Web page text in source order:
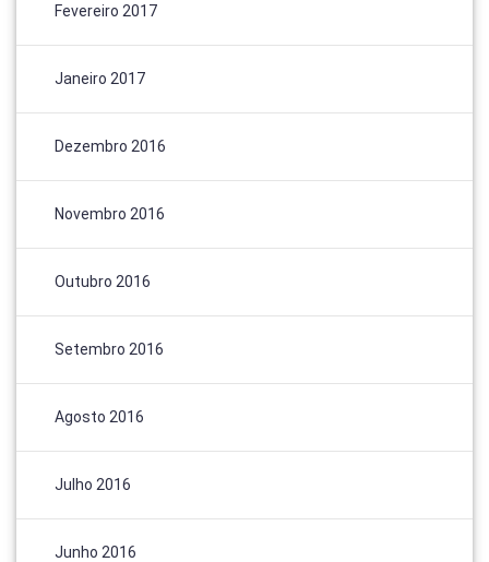
Fevereiro 2017
Janeiro 2017
Dezembro 2016
Novembro 2016
Outubro 2016
Setembro 2016
Agosto 2016
Julho 2016
Junho 2016